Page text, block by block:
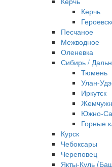
Керчь
Песчаное
Межводное
Оленевка
Сибирь /
Тюмень
Улан-Удэ
Иркутск
Горные
Курск
Чебоксары
Череповец
Якты-Куль